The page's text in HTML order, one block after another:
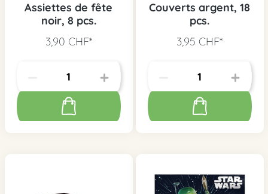
Assiettes de fête
noir, 8 pcs.
3,90 CHF*
Couverts argent, 18
pcs.
3,95 CHF*